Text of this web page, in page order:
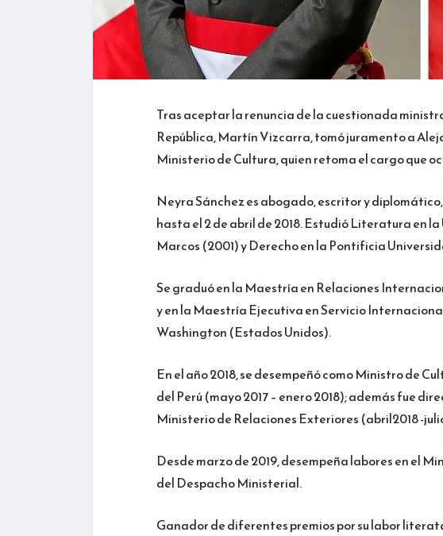
Tras aceptar la renuncia de la cuestionada
República, Martín Vizcarra, tomó juramento a
Ministerio de Cultura, quien retoma el cargo que
Neyra Sánchez es abogado, escritor y
hasta el 2 de abril de 2018. Estudió Literatura en
Marcos (2001) y Derecho en la Pontificia
Se graduó en la Maestría en Relaciones
y en la Maestría Ejecutiva en Servicio
Washington (Estados Unidos).
En el año 2018, se desempeñó como Ministro de
del Perú (mayo 2017 – enero 2018); además fue
Ministerio de Relaciones Exteriores (abril2018 -
Desde marzo de 2019, desempeña labores en el
del Despacho Ministerial.
Ganador de diferentes premios por su labor